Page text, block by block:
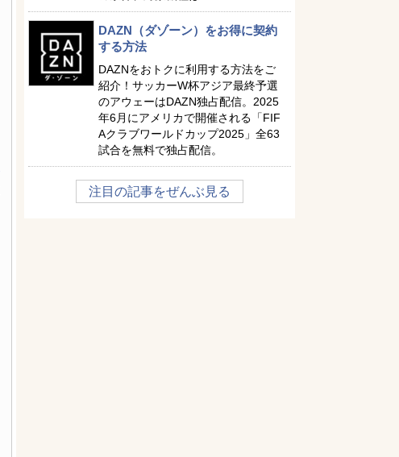
DAZN（ダゾーン）をお得に契約
する方法
DAZNをおトクに利用する方法をご
紹介！サッカーW杯アジア最終予選
のアウェーはDAZN独占配信。2025
年6月にアメリカで開催される「FIF
Aクラブワールドカップ2025」全63
試合を無料で独占配信。
注目の記事をぜんぶ見る